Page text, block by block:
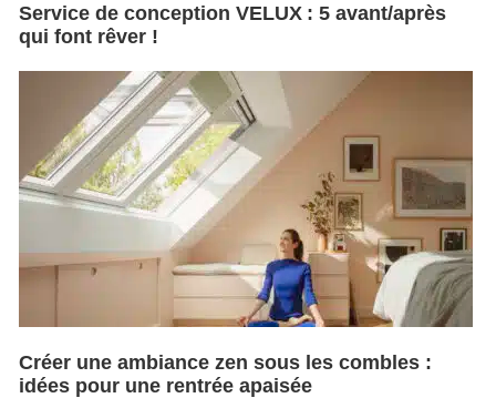
Service de conception VELUX : 5 avant/après
qui font rêver !
Créer une ambiance zen sous les combles :
idées pour une rentrée apaisée